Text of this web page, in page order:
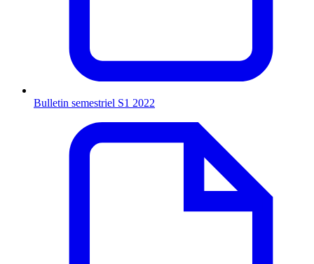
Bulletin semestriel S1 2022